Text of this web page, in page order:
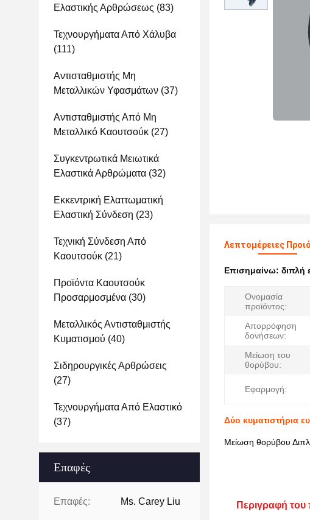
Ελαστικής Αρθρώσεως (83)
Τεχνουργήματα Από Χάλυβα
(111)
Αντισταθμιστής Μη
Μεταλλικών Υφασμάτων (37)
Αντισταθμιστής Από Μη
Μεταλλικό Καουτσούκ (27)
Συγκεντρωτικά Μειωτικά
Ελαστικά Αρθρώματα (32)
Εκκεντρική Ελαττωματική
Ελαστική Σύνδεση (23)
Τεχνική Σύνδεση Από
Καουτσούκ (21)
Προϊόντα Καουτσούκ
Προσαρμοσμένα (30)
Μεταλλικός Αντισταθμιστής
Κυματισμού (40)
Σιδηρουργικές Αρθρώσεις
(27)
Τεχνουργήματα Από Ελαστικό
(37)
Επαφές
Επαφές: Ms. Carey Liu
Λεπτομέρειες
Επισημαίνω: διπλή
Ονομασία
προϊόντος:
Απορρόφηση
δονήσεων:
Μείωση του
θορύβου:
Εφαρμογή:
Δύο κυματιστήρια
Μείωση θορύβου
Περιγραφή του